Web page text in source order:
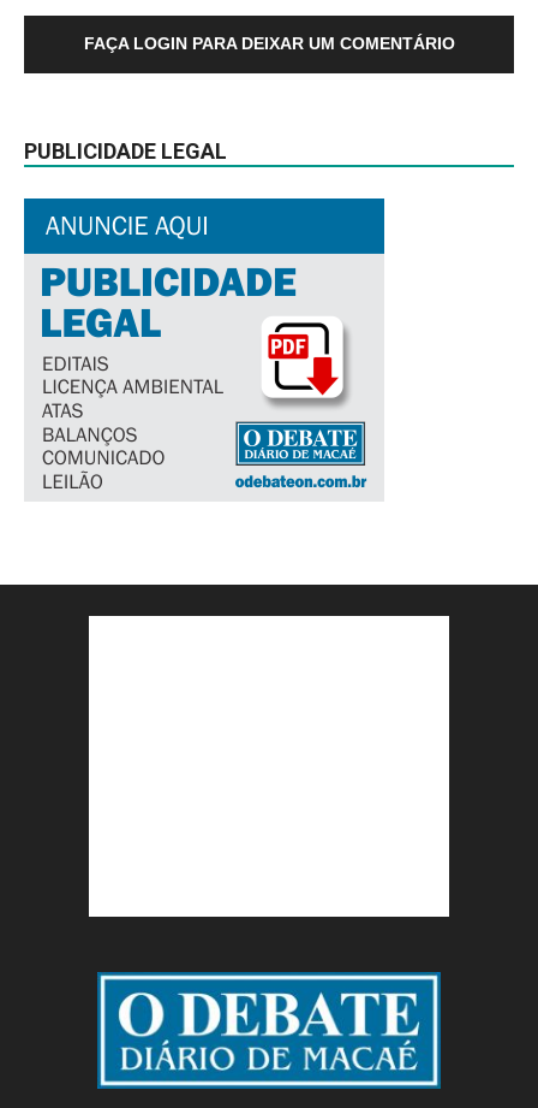
FAÇA LOGIN PARA DEIXAR UM COMENTÁRIO
PUBLICIDADE LEGAL